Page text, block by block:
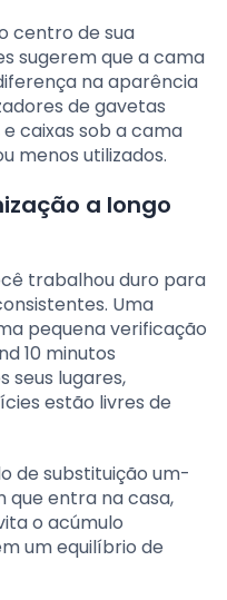
centro de sua
sugerem que a cama
na aparência
de gavetas
caixas sob a cama
menos utilizados.
a longo
trabalhou duro para
Uma
pequena verificação
10 minutos
seus lugares,
estão livres de
de substituição um-
que entra na casa,
o acúmulo
um equilíbrio de